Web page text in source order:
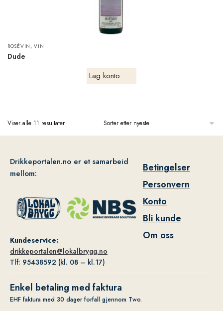
ROSÉVIN ,VIN
Dude
Lag konto
Viser alle 11 resultater
Drikkeportalen.no er et samarbeid
mellom:
Kundeservice:
drikkeportalen@lokalbrygg.no
Tlf: 95438592 (kl. 08 – kl.17)
Betingelser
Personvern
Konto
Bli kunde
Om oss
Enkel betaling med faktura
EHF faktura med 30 dager forfall gjennom Two.